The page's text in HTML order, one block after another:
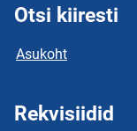
Otsi kiiresti
Asukoht
Rekvisiidid